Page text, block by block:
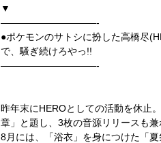
▼
——————————-
●ポケモンのサトシに扮した高橋尽
で、騒ぎ続けろやっ!!
——————————-
昨年末にHEROとしての活動を休止
章」と題し、3枚の音源リリースも
8月には、「浴衣」を身につけた「